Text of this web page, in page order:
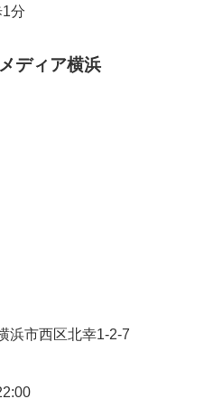
分
ディア横浜
浜市西区北幸1-2-7